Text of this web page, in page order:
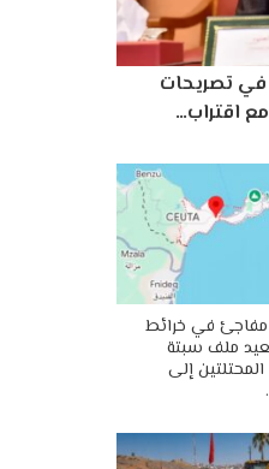
تصريحات
اقتراب…
في خرائط
ملف سبتة
المحتلتين إلى